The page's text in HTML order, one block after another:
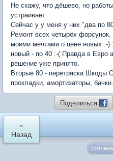
Не скажу, что дёшево, но
устраивает.
Сейчас у у меня у них "два по
Ремонт всех четырёх
моими мечтами о цене новых :-)
новый - по 40 :-( Правда в Евро
решение уже принято.
Вторые 80 - перетряска Шкоды
прокладки, амортизаторы,
Поделиться
«
Назад